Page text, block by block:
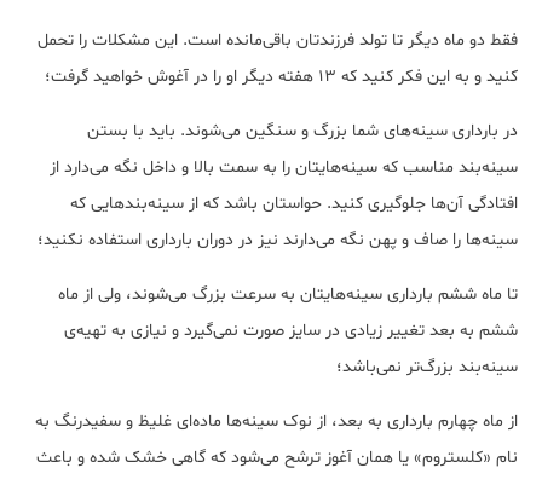
فقط دو ماه دیگر تا تولد فرزندتان باقی‌مانده است. این مشکلات را تحمل
کنید و به این فکر کنید که 13 هفته‌ دیگر او را در آغوش خواهید گرفت؛
در بارداری سینه‌های شما بزرگ و سنگین می‌شوند. باید با بستن
سینه‌بند مناسب که سینه‌هایتان را به سمت بالا و داخل نگه می‌دارد از
افتادگی آن‌ها جلوگیری کنید. حواستان باشد که از سینه‌بندهایی که
سینه‌ها را صاف و پهن نگه می‌دارند نیز در دوران بارداری استفاده نکنید؛
تا ماه ششم بارداری سینه‌هایتان به سرعت بزرگ می‌شوند، ولی از ماه
ششم به بعد تغییر زیادی در سایز صورت نمی‌گیرد و نیازی به تهیه‌ی
سینه‌بند بزرگ‌تر نمی‌باشد؛
از ماه چهارم بارداری به بعد، از نوک سینه‌ها ماده‌ای غلیظ و سفیدرنگ به
نام «کلستروم» یا همان آغوز ترشح می‌شود که گاهی خشک شده و باعث